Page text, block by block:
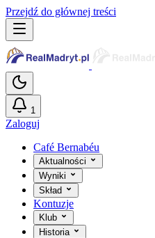
Przejdź do głównej treści
1
Zaloguj
Café Bernabéu
Aktualności
Wyniki
Skład
Kontuzje
Klub
Historia